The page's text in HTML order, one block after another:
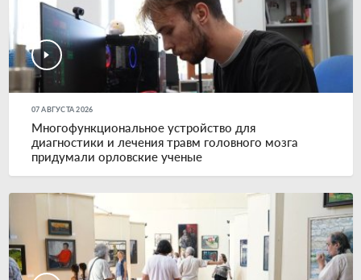
07 АВГУСТА 2026
Многофункциональное устройство для
диагностики и лечения травм головного мозга
придумали орловские ученые